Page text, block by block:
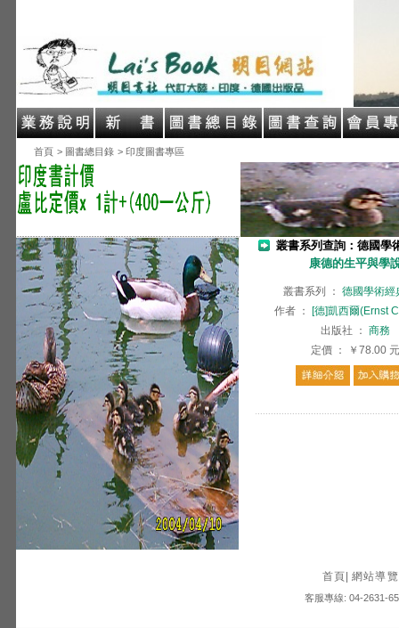
首頁 > 圖書總目錄 > 印度圖書專區
叢書系列查詢：德國學
康德的生平與學
叢書系列 ： 德國學術經
作者 ：
[德]凱西爾(Ernst
出版社
： 商務
定價 ： ￥78.00 元
首頁 網站導覽
客服專線: 04-2631-